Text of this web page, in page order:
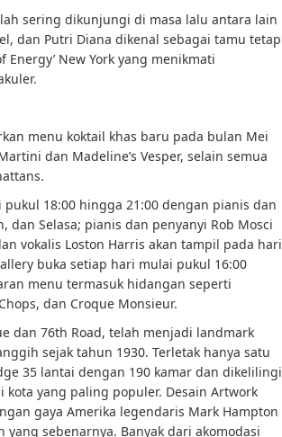
sering dikunjungi di masa lalu antara lain
dan Putri Diana dikenal sebagai tamu tetap
Energy’ New York yang menikmati
menu koktail khas baru pada bulan Mei
dan Madeline’s Vesper, selain semua
18:00 hingga 21:00 dengan pianis dan
dan Selasa; pianis dan penyanyi Rob Mosci
vokalis Loston Harris akan tampil pada hari
buka setiap hari mulai pukul 16:00
menu termasuk hidangan seperti
dan Croque Monsieur.
dan 76th Road, telah menjadi landmark
sejak tahun 1930. Terletak hanya satu
35 lantai dengan 190 kamar dan dikelilingi
yang paling populer. Desain Artwork
gaya Amerika legendaris Mark Hampton
sebenarnya. Banyak dari akomodasi